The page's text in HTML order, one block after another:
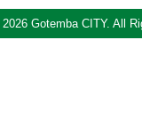
2026 Gotemba CITY. All